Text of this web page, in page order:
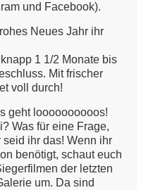
und Facebook).
Neues Jahr ihr
1 1/2 Monate bis
Mit frischer
voll durch!
geht loooooooooos!
Was für eine Frage,
seid ihr das! Wenn ihr
benötigt, schaut euch
der letzten
um. Da sind